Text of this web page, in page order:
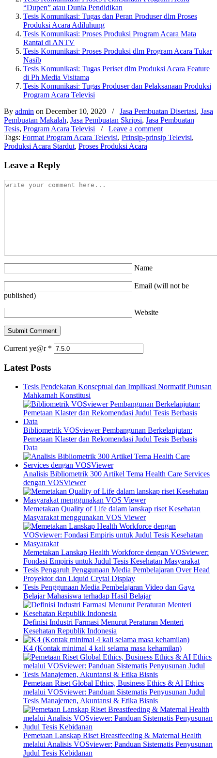
“Dupen” atau Dunia Pendidikan
Tesis Komunikasi: Tugas dan Peran Produser dlm Proses
Produksi Acara Adiluhung
Tesis Komunikasi: Proses Produksi Program Acara Mata
Rantai di ANTV
Tesis Komunikasi: Proses Produksi dlm Program Acara Tukar
Nasib
Tesis Komunikasi: Tugas Periset dlm Produksi Acara Feature
di Ph Media Visitama
Tesis Komunikasi: Tugas Produser dan Pelaksanaan Produksi
Program Acara Televisi
By admin on December 10, 2020 / Jasa Pembuatan Disertasi, Jasa
Pembuatan Makalah, Jasa Pembuatan Skripsi, Jasa Pembuatan
Tesis, Program Acara Televisi / Leave a comment
Tags: Format Program Acara Televisi, Prinsip-prinsip Televisi,
Produksi Acara Stardut, Proses Produksi Acara
Leave a Reply
Name
Email (will not be
published)
Website
Current ye@r *
Latest Posts
Tesis Pendekatan Konseptual dan Implikasi Normatif Putusan
Mahkamah Konstitusi
Bibliometrik VOSviewer Pembangunan Berkelanjutan:
Pemetaan Klaster dan Rekomendasi Judul Tesis Berbasis
Data
Analisis Bibliometrik 300 Artikel Tema Health Care Services
dengan VOSViewer
Memetakan Quality of Life dalam lanskap riset Kesehatan
Masyarakat menggunakan VOS Viewer
Memetakan Lanskap Health Workforce dengan VOSviewer:
Fondasi Empiris untuk Judul Tesis Kesehatan Masyarakat
Tesis Pengaruh Penggunaan Media Pembelajaran Over Head
Proyektor dan Liquid Crytal Display
Tesis Penggunaan Media Pembelajaran Video dan Gaya
Belajar Mahasiswa terhadap Hasil Belajar
Definisi Industri Farmasi Menurut Peraturan Menteri
Kesehatan Republik Indonesia
K4 (Kontak minimal 4 kali selama masa kehamilan)
Pemetaan Riset Global Ethics, Business Ethics & AI Ethics
melalui VOSviewer: Panduan Sistematis Penyusunan Judul
Tesis Manajemen, Akuntansi & Etika Bisnis
Pemetaan Lanskap Riset Breastfeeding & Maternal Health
melalui Analisis VOSviewer: Panduan Sistematis Penyusunan
Judul Tesis Kebidanan